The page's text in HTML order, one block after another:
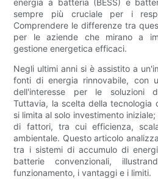
energia a batteria (BESS) e
sempre più cruciale per i
Comprendere le differenze tra
per le aziende che mirano a
gestione energetica efficaci.
Negli ultimi anni si è assistito a
fonti di energia rinnovabile, con
dell'interesse per le soluzioni
Tuttavia, la scelta della tecnologia
si limita al solo investimento
di fattori, tra cui efficienza,
ambientale. Questo articolo
tra i sistemi di accumulo di
batterie convenzionali,
funzionamento, i vantaggi e i limiti.